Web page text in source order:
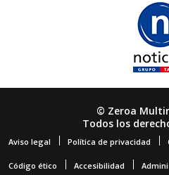
© Zeroa
Todos los
Aviso legal Política de privacidad
Código ético Accesibilidad